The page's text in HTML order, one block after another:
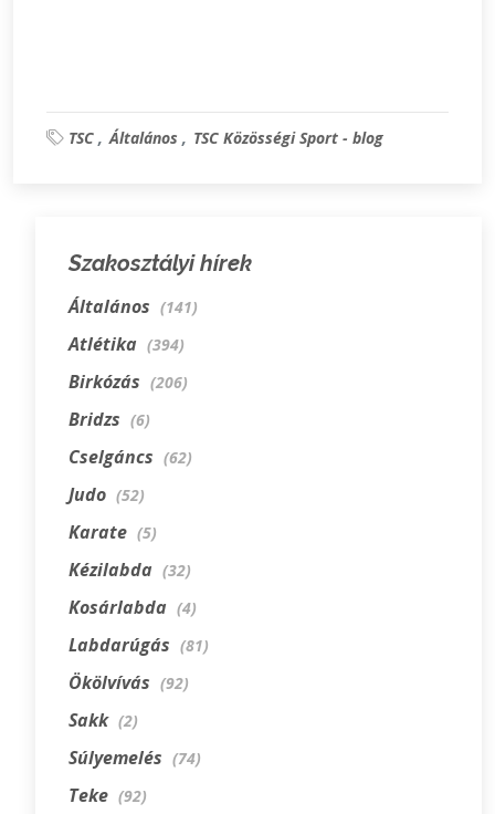
TSC Általános TSC Közösségi Sport - blog
Szakosztályi hírek
Általános (141)
Atlétika (394)
Birkózás (206)
Bridzs (6)
Cselgáncs (62)
Judo (52)
Karate (5)
Kézilabda (32)
Kosárlabda (4)
Labdarúgás (81)
Ökölvívás (92)
Sakk (2)
Súlyemelés (74)
Teke (92)